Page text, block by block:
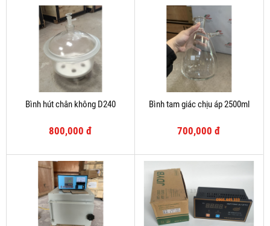
Bình hút chân không D240
800,000 đ
Bình tam giác chịu áp 2500ml
700,000 đ